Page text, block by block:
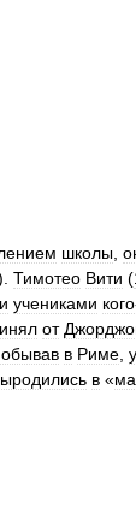
школы
Тимотео Вити (
учениками кого
от
в Риме
в «